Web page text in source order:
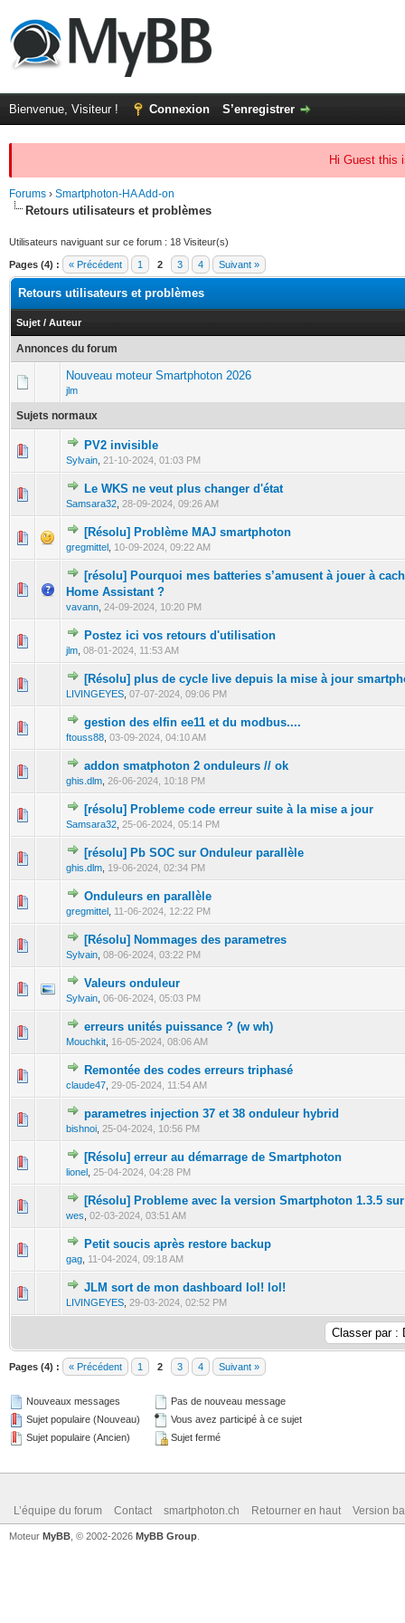
Bienvenue, Visiteur ! Connexion S’enregistrer
Hi Guest this
Forums › Smartphoton-HA Add-on
Retours utilisateurs et problèmes
Utilisateurs naviguant sur ce forum : 18 Visiteur(s)
Pages (4) : « Précédent 1 2 3 4 Suivant »
Retours utilisateurs et problèmes
Sujet / Auteur
Annonces du forum
Nouveau moteur Smartphoton 2026
jlm
Sujets normaux
PV2 invisible
Sylvain 21-10-2024, 01:03 PM
0 Votes - 0 sur 5 en moyenne
Le WKS ne veut plus changer d'état
Samsara32 28-09-2024, 09:26 AM
0 Votes - 0 sur 5 en moyenne
12 345
[Résolu] Problème MAJ smartphoton
gregmittel 10-09-2024, 09:22 AM
0 Votes - 0 sur 5 en moyenne
1234 5
[résolu] Pourquoi mes batteries s’amusent à jouer à
Home Assistant ?
vavann 24-09-2024, 10:20 PM
0 Votes - 0 sur 5 en moyenne
Postez ici vos retours d'utilisation
jlm 08-01-2024, 11:53 AM
0 Votes - 0 sur 5 en moyenne
123 4 5
[Résolu] plus de cycle live depuis la mise à jour
LIVINGEYES 07-07-2024, 09:06 PM
0 Votes - 0 sur 5 en moyenne
123 45
gestion des elfin ee11 et du modbus....
ftouss88 03-09-2024, 04:10 AM
0 Votes - 0 sur 5 en moyenne
12345
addon smatphoton 2 onduleurs // ok
ghis.dlm 26-06-2024, 10:18 PM
0 Votes - 0 sur 5 en moyenne
12 345
[résolu] Probleme code erreur suite à la mise a jour
Samsara32 25-06-2024, 05:14 PM
0 Votes - 0 sur 5 en moyenne
1234 5
[résolu] Pb SOC sur Onduleur parallèle
ghis.dlm 19-06-2024, 02:34 PM
0 Votes - 0 sur 5 en moyenne
1 2345
Onduleurs en parallèle
gregmittel 11-06-2024, 12:22 PM
0 Votes - 0 sur 5 en moyenne
1234
[Résolu] Nommages des parametres
Sylvain 08-06-2024, 03:22 PM
0 Votes - 0 sur 5 en moyenne
12345
Valeurs onduleur
Sylvain 06-06-2024, 05:03 PM
0 Votes - 0 sur 5 en moyenne
erreurs unités puissance ? (w wh)
Mouchkit 16-05-2024, 08:06 AM
0 Votes - 0 sur 5 en moyenne
12345
Remontée des codes erreurs triphasé
claude47 29-05-2024, 11:54 AM
0 Votes - 0 sur 5 en moyenne
12 345
parametres injection 37 et 38 onduleur hybrid
bishnoi 25-04-2024, 10:56 PM
0 Votes - 0 sur 5 en moyenne
12 34 5
[Résolu] erreur au démarrage de Smartphoton
lionel 25-04-2024, 04:28 PM
0 Votes - 0 sur 5 en moyenne
12345
[Résolu] Probleme avec la version Smartphoton 1.3.5
wes 02-03-2024, 03:51 AM
0 Votes - 0 sur 5 en moyenne
1234 5
Petit soucis après restore backup
gag 11-04-2024, 09:18 AM
0 Votes - 0 sur 5 en moyenne
12345
JLM sort de mon dashboard lol! lol!
LIVINGEYES 29-03-2024, 02:52 PM
0 Votes - 0 sur 5 en moyenne
12345
Pages (4) : « Précédent 1 2 3 4 Suivant »
Nouveaux messages
Sujet populaire (Nouveau)
Sujet populaire (Ancien)
Pas de nouveau message
Vous avez participé à ce sujet
Sujet fermé
L’équipe du forum Contact smartphoton.ch Retourner en haut Version
Moteur MyBB , © 2002-2026 MyBB Group